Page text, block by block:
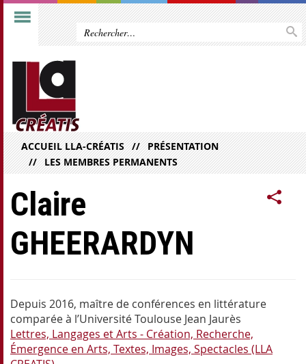
ACCUEIL LLA-CRÉATIS
PRÉSENTATION
LES MEMBRES PERMANENTS
Claire
GHEERARDYN
Depuis 2016, maître de conférences en littérature
comparée à l’Université Toulouse Jean Jaurès
Lettres, Langages et Arts - Création, Recherche,
Émergence en Arts, Textes, Images, Spectacles (LLA